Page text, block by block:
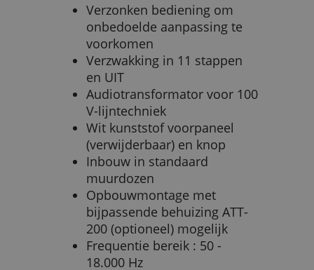
Verzonken bediening om
onbedoelde aanpassing te
voorkomen
Verzwakking in 11 stappen
en UIT
Audiotransformator voor 100
V-lijntechniek
Wit kunststof voorpaneel
(verwijderbaar) en knop
Inbouw in standaard
muurdozen
Opbouwmontage met
bijpassende behuizing ATT-
200 (optioneel) mogelijk
Frequentie bereik : 50 -
18.000 Hz